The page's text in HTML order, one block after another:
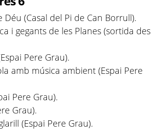
(Casal del Pi de Can Borrull).
i gegants de les Planes (sortida des
Pere Grau).
amb música ambient (Espai Pere
Pere Grau).
Grau).
(Espai Pere Grau).